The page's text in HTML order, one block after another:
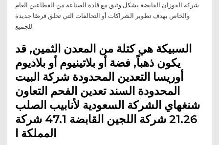
شركة الفوزان القابضة بشكل وثيق مع قادة الصناعة من القطاعين العام
والخاص بهدف تطوير الشراكات أو التحالفات التي تخلق فرصًا جديدة
للجميع.
السبيكة هي كتلة من المعدن الثمين, قد
يكون ذهباً, فضة أو بلاتينيوم أو بلاديوم
أوريسا التعدين المحدودة شركة البيت
المحدودة السند تعدين الفحم التعاون
شنغهاي الشركة السعودية لأنابيب الصلب
21.26 شركة اللجين القابضة 47.1 شركة
المملكة ا